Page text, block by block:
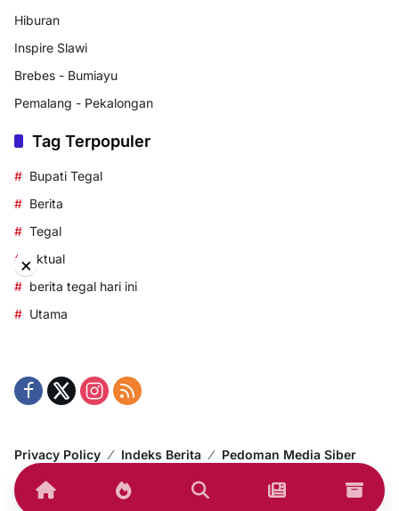
Hiburan
Inspire Slawi
Brebes - Bumiayu
Pemalang - Pekalongan
Tag Terpopuler
Bupati Tegal
Berita
Tegal
aktual
berita tegal hari ini
Utama
Privacy Policy Indeks Berita Pedoman Media Siber
© 2014-2024 korantegal.com – All right reserved.
×